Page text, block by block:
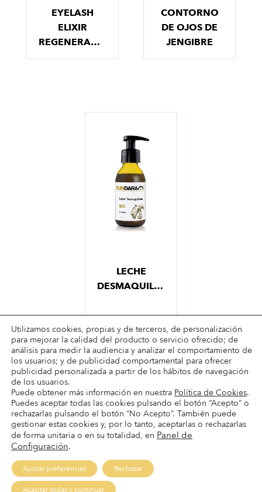
EYELASH
ELIXIR
REGENERADOR
CONTORNO
DE OJOS DE
JENGIBRE
LECHE
DESMAQUILLANTE
Pide tu cita
Términos & condiciones
Condiciones de envío
Condiciones de pago
AVISO LEGAL·POLÍTICA DE PRIVACIDAD
Utilizamos cookies, propias y de terceros, de personalización
para mejorar la calidad del producto o servicio ofrecido; de
análisis para medir la audiencia y analizar el comportamiento de
los usuarios; y de publicidad comportamental para ofrecer
publicidad personalizada a partir de los hábitos de navegación
de los usuarios.
Puede obtener más información en nuestra Política de Cookies.
Puedes aceptar todas las cookies pulsando el botón “Acepto” o
rechazarlas pulsando el botón “No Acepto”. También puede
gestionar estas cookies y, por lo tanto, aceptarlas o rechazarlas
de forma unitaria o en su totalidad, en Panel de
Configuración.
Aceptar todas y continuar
Rechazar
Ajustar preferencias